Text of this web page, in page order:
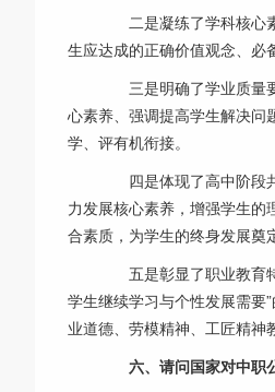
二是凝练了学科核心素
生应达成的正确价值观念、必
三是明确了学业质量要
心素养、强调提高学生解决问
学、评有机衔接。
四是体现了高中阶段共
力发展核心素养，增强学生
合素质，为学生的终身发展奠
五是彰显了职业教育特
学生继续学习与个性发展需要
业道德、劳模精神、工匠精神
六、请问国家对中职